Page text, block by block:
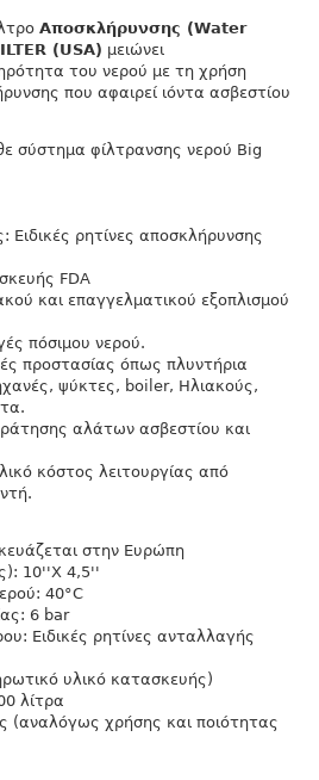
Αποσκλήρυνσης (Water
(USA) μειώνει
του νερού με τη χρήση
που αφαιρεί ιόντα ασβεστίου
σύστημα φίλτρανσης νερού Big
Ειδικές ρητίνες αποσκλήρυνσης
FDA
και επαγγελματικού εξοπλισμού
πόσιμου νερού.
προστασίας όπως πλυντήρια
ψύκτες, boiler, Hλιακούς,
αλάτων ασβεστίου και
κόστος λειτουργίας από
στην Ευρώπη
10''Χ 4,5''
40°C
6 bar
Ειδικές ρητίνες ανταλλαγής
υλικό κατασκευής)
λίτρα
(αναλόγως χρήσης και ποιότητας